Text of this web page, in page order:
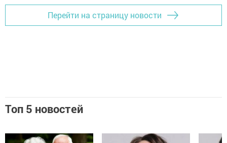
Перейти на страницу новости
Топ 5 новостей